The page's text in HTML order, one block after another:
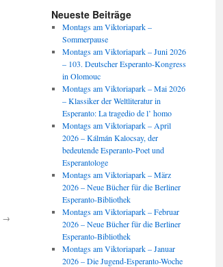
→
Neueste Beiträge
Montags am Viktoriapark –
Sommerpause
Montags am Viktoriapark – Juni 2026
– 103. Deutscher Esperanto-Kongress
in Olomouc
Montags am Viktoriapark – Mai 2026
– Klassiker der Weltliteratur in
Esperanto: La tragedio de l’ homo
Montags am Viktoriapark – April
2026 – Kálmán Kalocsay, der
bedeutende Esperanto-Poet und
Esperantologe
Montags am Viktoriapark – März
2026 – Neue Bücher für die Berliner
Esperanto-Bibliothek
Montags am Viktoriapark – Februar
2026 – Neue Bücher für die Berliner
Esperanto-Bibliothek
Montags am Viktoriapark – Januar
2026 – Die Jugend-Esperanto-Woche